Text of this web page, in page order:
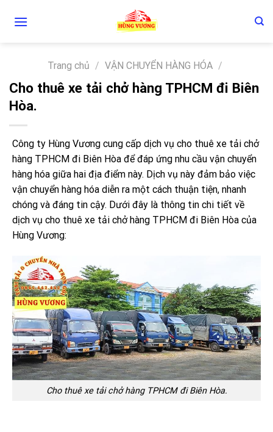
Trang chủ / VẬN CHUYỂN HÀNG HÓA /
Cho thuê xe tải chở hàng TPHCM đi Biên
Hòa.
Công ty Hùng Vương cung cấp dịch vụ cho thuê xe tải chở
hàng TPHCM đi Biên Hòa để đáp ứng nhu cầu vận chuyển
hàng hóa giữa hai địa điểm này. Dịch vụ này đảm bảo việc
vận chuyển hàng hóa diễn ra một cách thuận tiện, nhanh
chóng và đáng tin cậy. Dưới đây là thông tin chi tiết về
dịch vụ cho thuê xe tải chở hàng TPHCM đi Biên Hòa của
Hùng Vương:
Cho thuê xe tải chở hàng TPHCM đi Biên Hòa.